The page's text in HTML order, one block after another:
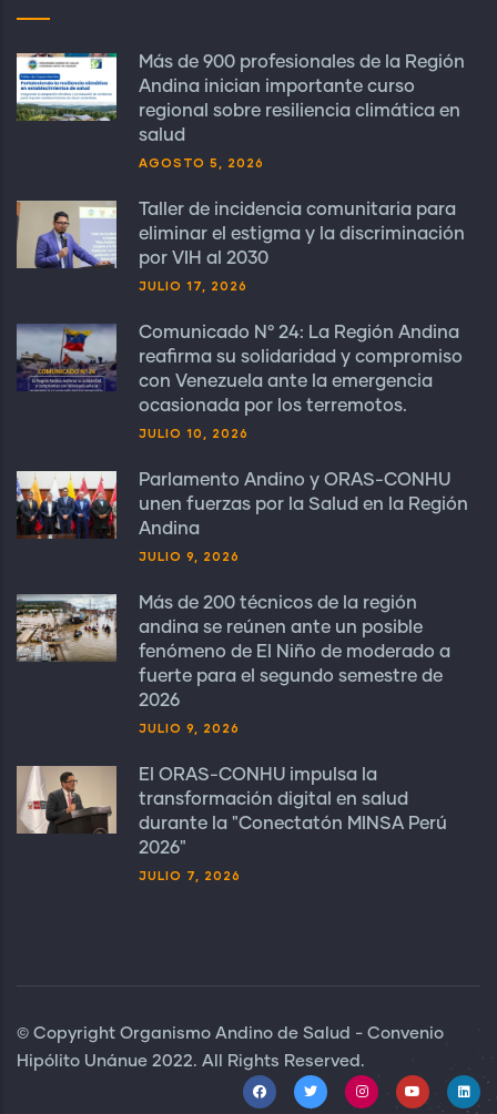
Más de 900 profesionales de la Región
Andina inician importante curso
regional sobre resiliencia climática en
salud
AGOSTO 5, 2026
Taller de incidencia comunitaria para
eliminar el estigma y la discriminación
por VIH al 2030
JULIO 17, 2026
Comunicado N° 24: La Región Andina
reafirma su solidaridad y compromiso
con Venezuela ante la emergencia
ocasionada por los terremotos.
JULIO 10, 2026
Parlamento Andino y ORAS-CONHU
unen fuerzas por la Salud en la Región
Andina
JULIO 9, 2026
Más de 200 técnicos de la región
andina se reúnen ante un posible
fenómeno de El Niño de moderado a
fuerte para el segundo semestre de
2026
JULIO 9, 2026
El ORAS-CONHU impulsa la
transformación digital en salud
durante la "Conectatón MINSA Perú
2026"
JULIO 7, 2026
© Copyright Organismo Andino de Salud - Convenio
Hipólito Unánue 2022. All Rights Reserved.